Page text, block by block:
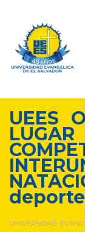
UEES
deporte
UNIVERSIDAD